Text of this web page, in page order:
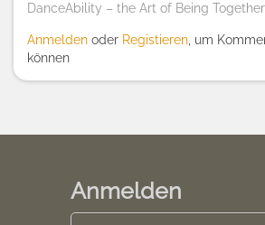
DanceAbility – the Art of Being Together
Anmelden oder Registieren , um
können
Anmelden